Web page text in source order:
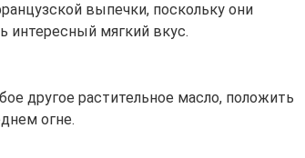
выпечки, поскольку они
мягкий вкус.
другое растительное масло, положить
огне.